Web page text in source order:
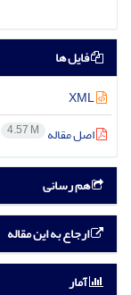
فایل ها
اصل مقاله 4.57 M
هم رسانی
ارجاع به این مقاله
آمار